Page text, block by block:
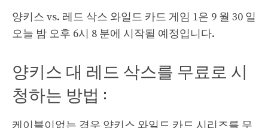
양키스 vs. 레드 삭스 와일드 카드 게임 1은 9 월 30 일
오늘 밤 오후 6시 8 분에 시작될 예정입니다.
양키스 대 레드 삭스를 무료로 시
청하는 방법 :
케이블이없는 경우 양키스 와일드 카드 시리즈를 무